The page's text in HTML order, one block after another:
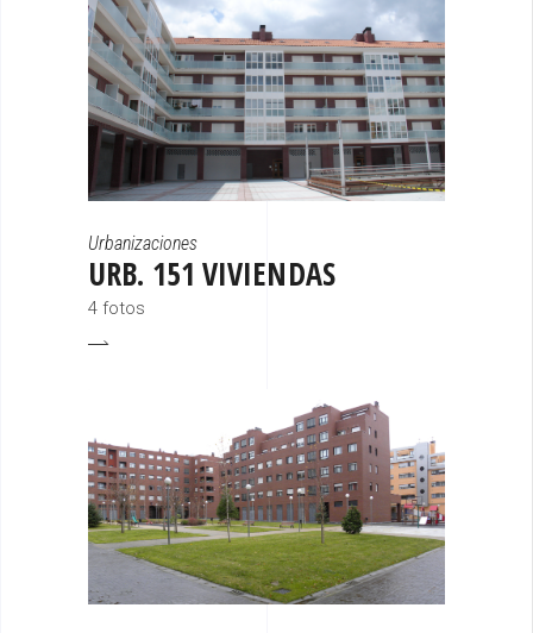
Urbanizaciones
URB. 151 VIVIENDAS
4 fotos